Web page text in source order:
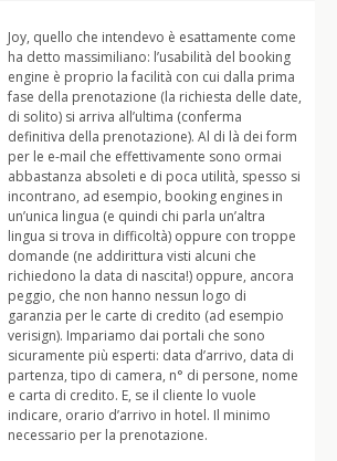
Joy, quello che intendevo è esattamente come
ha detto massimiliano: l’usabilità del booking
engine è proprio la facilità con cui dalla prima
fase della prenotazione (la richiesta delle date,
di solito) si arriva all’ultima (conferma
definitiva della prenotazione). Al di là dei form
per le e-mail che effettivamente sono ormai
abbastanza absoleti e di poca utilità, spesso si
incontrano, ad esempio, booking engines in
un’unica lingua (e quindi chi parla un’altra
lingua si trova in difficoltà) oppure con troppe
domande (ne addirittura visti alcuni che
richiedono la data di nascita!) oppure, ancora
peggio, che non hanno nessun logo di
garanzia per le carte di credito (ad esempio
verisign). Impariamo dai portali che sono
sicuramente più esperti: data d’arrivo, data di
partenza, tipo di camera, n° di persone, nome
e carta di credito. E, se il cliente lo vuole
indicare, orario d’arrivo in hotel. Il minimo
necessario per la prenotazione.